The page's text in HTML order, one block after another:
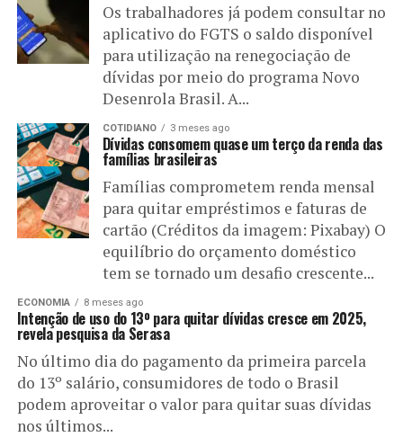
Os trabalhadores já podem consultar no
aplicativo do FGTS o saldo disponível
para utilização na renegociação de
dívidas por meio do programa Novo
Desenrola Brasil. A...
COTIDIANO 3 meses ago
Dívidas consomem quase um terço da renda das
famílias brasileiras
Famílias comprometem renda mensal
para quitar empréstimos e faturas de
cartão (Créditos da imagem: Pixabay) O
equilíbrio do orçamento doméstico
tem se tornado um desafio crescente...
ECONOMIA 8 meses ago
Intenção de uso do 13º para quitar dívidas cresce em 2025,
revela pesquisa da Serasa
No último dia do pagamento da primeira parcela
do 13º salário, consumidores de todo o Brasil
podem aproveitar o valor para quitar suas dívidas
nos últimos...